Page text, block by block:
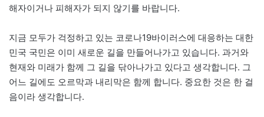
해자이거나 피해자가 되지 않기를 바랍니다.
지금 모두가 걱정하고 있는 코로나19바이러스에 대응하는 대한
민국 국민은 이미 새로운 길을 만들어나가고 있습니다. 과거와
현재와 미래가 함께 그 길을 닦아나가고 있다고 생각합니다. 그
어느 길에도 오르막과 내리막은 함께 합니다. 중요한 것은 한 걸
음이라 생각합니다.